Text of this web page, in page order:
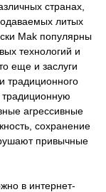
странах,
литых
Mak популярны
технологий и
еще и заслуги
традиционного
традиционную
агрессивные
сохранение
привычные
в интернет-